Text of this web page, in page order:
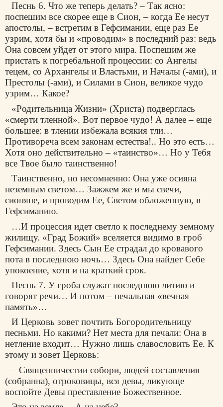
Песнь 6. Что же теперь делать? – Так ясно:
поспешим все скорее еще в Сион, – когда Ее несут
апостолы, – встретим в Гефсимании, еще раз Ее
узрим, хотя бы и «проводим» в последний раз: ведь
Она совсем уйдет от этого мира. Поспешим же
пристать к погребальной процессии: со Ангелы
тецем, со Архангелы и Властьми, и Началы (-ами), и
Престолы (-ами), и Силами в Сион, великое чудо
узрим… Какое?
«Родительница Жизни» (Христа) подверглась
«смерти тленной». Вот первое чудо! А далее – еще
большее: в тлении избежала всякия тли…
Противореча всем законам естества!.. Но это есть…
Хотя оно действительно – «таинство»… Но у Тебя
все Твое было таинственно!
Таинственно, но несомненно: Она уже осияна
неземным светом… Зажжем же и мы свечи,
сионяне, и проводим Ее, Светом обложенную, в
Гефсиманию.
…И процессия идет светло к последнему земному
жилищу. «Град Божий» вселяется видимо в гроб
Гефсимании. Здесь Сын Ее страдал до кровавого
пота в последнюю ночь… Здесь Она найдет Себе
упокоение, хотя и на краткий срок.
Песнь 7. У гроба служат последнюю литию и
говорят речи… И потом – печальная «вечная
память»…
И Церковь зовет почтить Богородительницу
песньми. Но какими? Нет места для печали: Она в
нетление входит… Нужно лишь славословить Ее. К
этому и зовет Церковь:
– Священничестии собори, людей составления
(собранна), отроковицы, вся девы, ликующе
воспойте Девы преставление Божественное.